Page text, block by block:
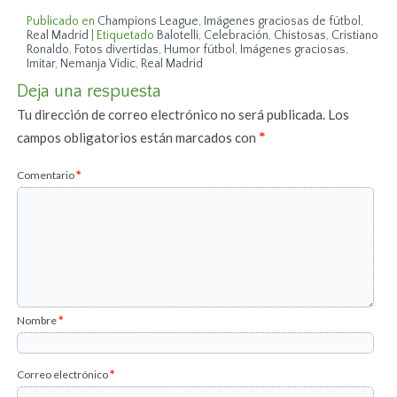
Publicado en Champions League, Imágenes graciosas de fútbol,
Real Madrid
Etiquetado Balotelli, Celebración, Chistosas, Cristiano
Ronaldo, Fotos divertidas, Humor fútbol, Imágenes graciosas,
Imitar, Nemanja Vidic, Real Madrid
Deja una respuesta
Tu dirección de correo electrónico no será publicada. Los
campos obligatorios están marcados con*
Comentario*
Nombre*
Correo electrónico*